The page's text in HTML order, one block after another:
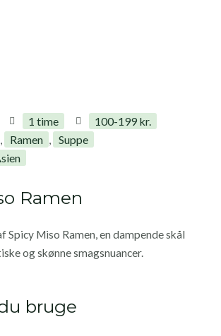
1 time
100-199 kr.
, Ramen ,
Suppe
Ramen
Spicy Miso Ramen, en dampende skål
og skønne smagsnuancer.
bruge